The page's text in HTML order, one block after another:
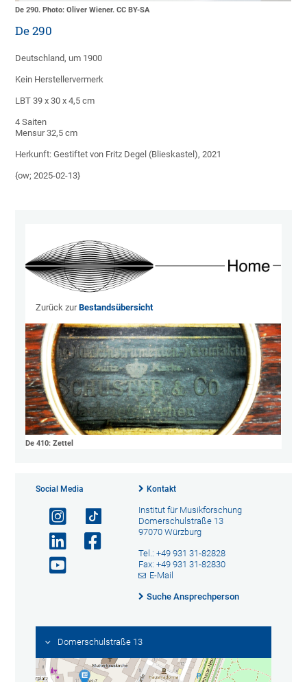
De 290. Photo: Oliver Wiener. CC BY-SA
De 290
Deutschland, um 1900
Kein Herstellervermerk
LBT 39 x 30 x 4,5 cm
4 Saiten
Mensur 32,5 cm
Herkunft: Gestiftet von Fritz Degel (Blieskastel), 2021
{ow; 2025-02-13}
Zurück zurBestandsübersicht
De 410: Zettel
Social Media Kontakt
Institut für Musikforschung
Domerschulstraße 13
97070 Würzburg
Tel.: +49 931 31-82828
Fax: +49 931 31-82830
E-Mail
Suche Ansprechperson
Domerschulstraße 13